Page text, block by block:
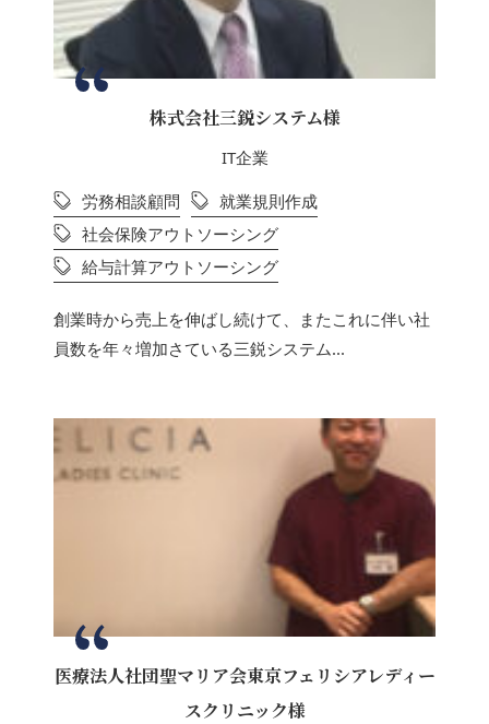
株式会社三鋭システム様
IT企業
労務相談顧問
就業規則作成
社会保険アウトソーシング
給与計算アウトソーシング
創業時から売上を伸ばし続けて、またこれに伴い社
員数を年々増加さている三鋭システム...
医療法人社団聖マリア会東京フェリシアレディー
スクリニック様